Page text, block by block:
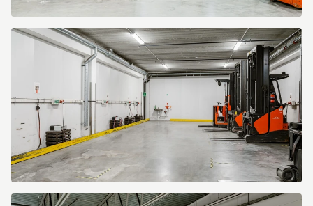
Starrvägen
Starrvägen